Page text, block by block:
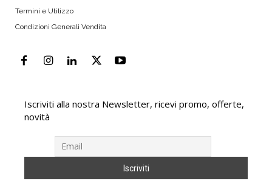
Termini e Utilizzo
Condizioni Generali Vendita
Iscriviti alla nostra Newsletter, ricevi promo, offerte,
novità